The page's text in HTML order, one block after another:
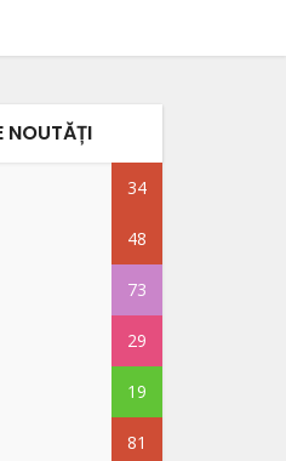
NOUTĂȚI
34
48
73
29
19
81